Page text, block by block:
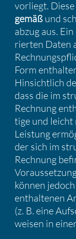
vorliegt.
gemäß und
abzug aus.
rierten Daten
Form
Hinsicht­lich
dass die im
Rechnung
tige und
Leistung
der sich im
Rechnung
können
enthal­tenen
(z. B. eine
weisen in